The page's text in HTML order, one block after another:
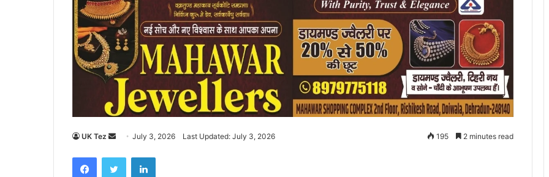
UK Tez
n
July 3, 2026 Last Updated: July 3, 2026 195 2 minutes read